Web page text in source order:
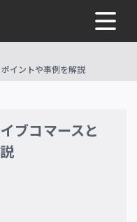
イントや事例を解説
ブコマースと